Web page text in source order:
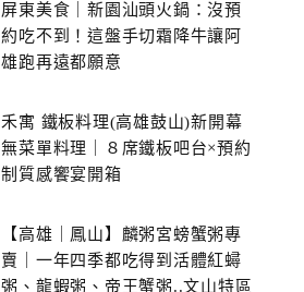
屏東美食｜新園汕頭火鍋：沒預
約吃不到！這盤手切霜降牛讓阿
雄跑再遠都願意
禾寓 鐵板料理(高雄鼓山)新開幕
無菜單料理｜８席鐵板吧台×預約
制質感饗宴開箱
【高雄｜鳳山】麟粥宮螃蟹粥專
賣｜一年四季都吃得到活體紅蟳
粥、龍蝦粥、帝王蟹粥..文山特區